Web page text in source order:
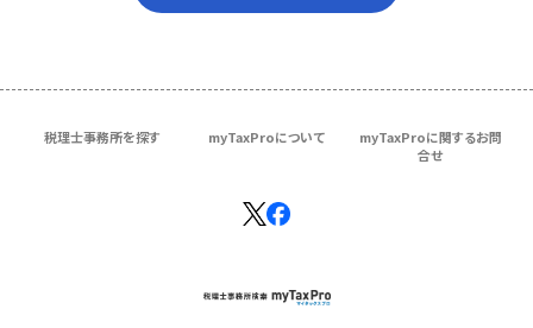
税理士事務所を探す myTaxProについて
myTaxProに関するお問
合せ